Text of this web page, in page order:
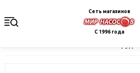
Сеть магазинов
С 1996 года